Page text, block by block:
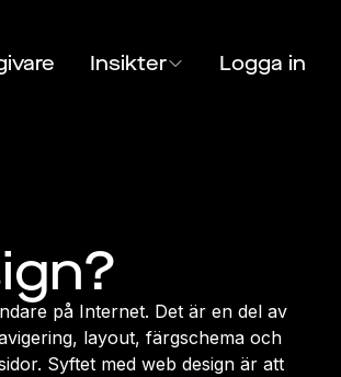
Insikter Logga in
på Internet. Det är en del av
layout, färgschema och
Syftet med web design är att